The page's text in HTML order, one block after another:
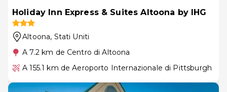
Holiday Inn Express & Suites Altoona by IHG
Altoona, Stati Uniti
A 7.2 km de Centro di Altoona
A 155.1 km de Aeroporto Internazionale di Pittsburgh